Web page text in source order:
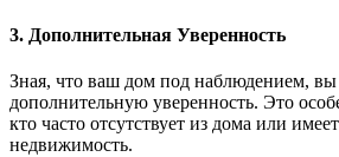
3. Дополнительная Уверенность
Зная, что ваш дом под наблюдением, вы
дополнительную уверенность. Это
кто часто отсутствует из дома или
недвижимость.